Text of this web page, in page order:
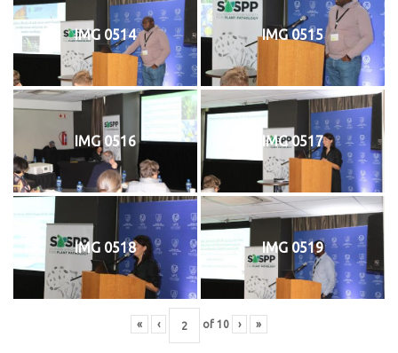
IMG 0514 IMG 0515
IMG 0516 IMG 0517
IMG 0518 IMG 0519
« ‹ of 10 › »